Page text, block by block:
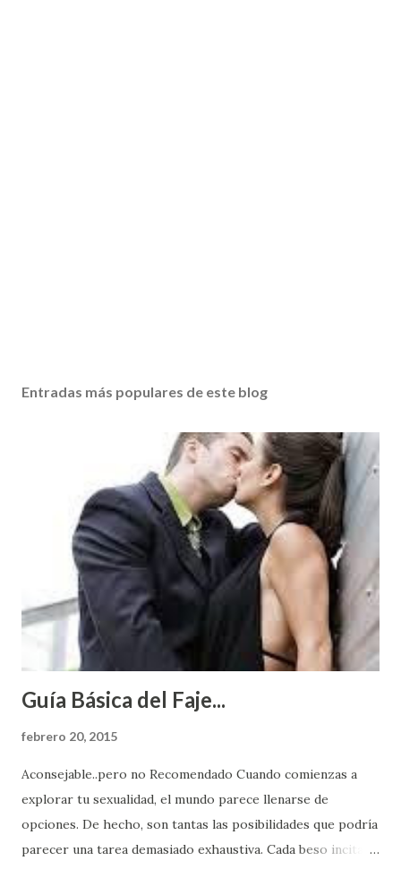
Entradas más populares de este blog
Guía Básica del Faje...
febrero 20, 2015
Aconsejable..pero no Recomendado Cuando comienzas a
explorar tu sexualidad, el mundo parece llenarse de
opciones. De hecho, son tantas las posibilidades que podría
parecer una tarea demasiado exhaustiva. Cada beso incita